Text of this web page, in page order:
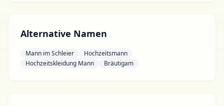
Alternative Namen
Mann im Schleier
Hochzeitsmann
Hochzeitskleidung Mann
Bräutigam